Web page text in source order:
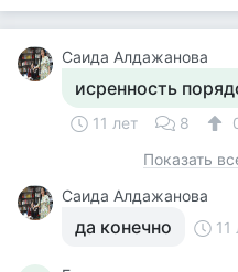
Саида Алдажанова
исренность
11 лет 8
Показать
Саида Алдажанова
да конечно 11